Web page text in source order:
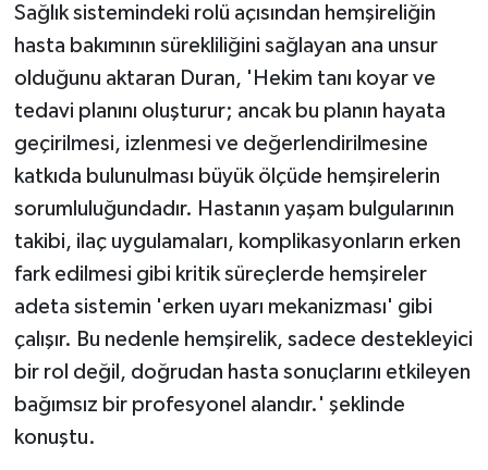
Sağlık sistemindeki rolü açısından hemşireliğin
hasta bakımının sürekliliğini sağlayan ana unsur
olduğunu aktaran Duran, 'Hekim tanı koyar ve
tedavi planını oluşturur; ancak bu planın hayata
geçirilmesi, izlenmesi ve değerlendirilmesine
katkıda bulunulması büyük ölçüde hemşirelerin
sorumluluğundadır. Hastanın yaşam bulgularının
takibi, ilaç uygulamaları, komplikasyonların erken
fark edilmesi gibi kritik süreçlerde hemşireler
adeta sistemin 'erken uyarı mekanizması' gibi
çalışır. Bu nedenle hemşirelik, sadece destekleyici
bir rol değil, doğrudan hasta sonuçlarını etkileyen
bağımsız bir profesyonel alandır.' şeklinde
konuştu.